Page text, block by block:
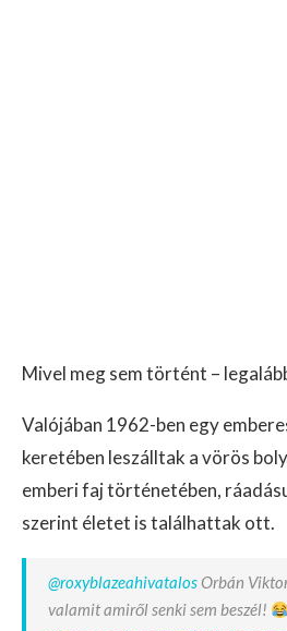
Mivel meg sem történt –
Valójában 1962-ben egy
keretében leszálltak a vörös
emberi faj történetében,
szerint életet is találhattak ott.
@roxyblazeahivatalosOrbán
valamit amiről senki sem beszél!